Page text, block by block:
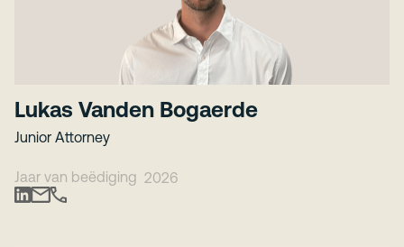
Lukas Vanden Bogaerde
Junior Attorney
Jaar van beëdiging 2026